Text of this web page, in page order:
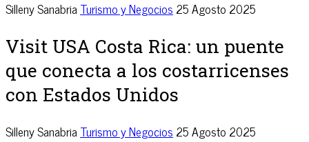
Silleny SanabriaTurismo y Negocios 25 Agosto 2025
Visit USA Costa Rica: un puente
que conecta a los costarricenses
con Estados Unidos
Silleny SanabriaTurismo y Negocios 25 Agosto 2025